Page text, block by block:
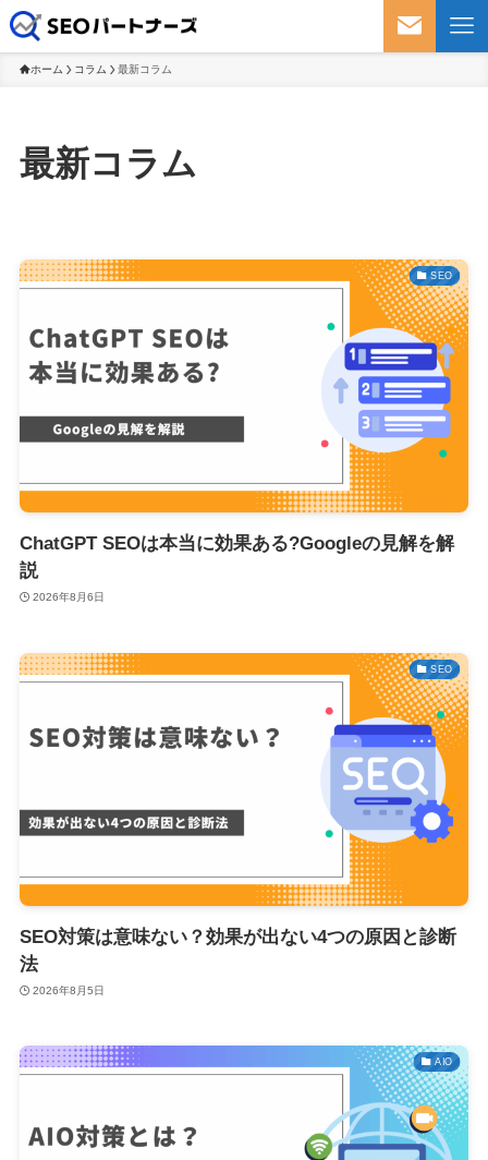
【名古屋のSEO対策】WEB上で優
ホーム コラム 最新コラム
最新コラム
SEO
ChatGPT SEOは本当に効果ある?Googleの見解を解
説
2026年8月6日
SEO
SEO対策は意味ない？効果が出ない4つの原因と診断
法
2026年8月5日
AIO